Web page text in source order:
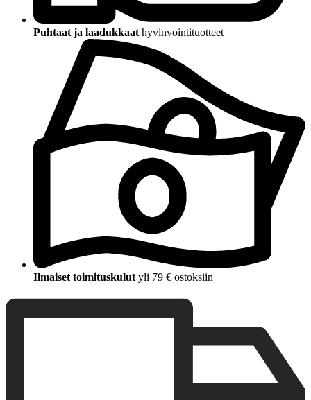
Puhtaat ja laadukkaat hyvinvointituotteet
Ilmaiset toimituskulut yli 79 € ostoksiin